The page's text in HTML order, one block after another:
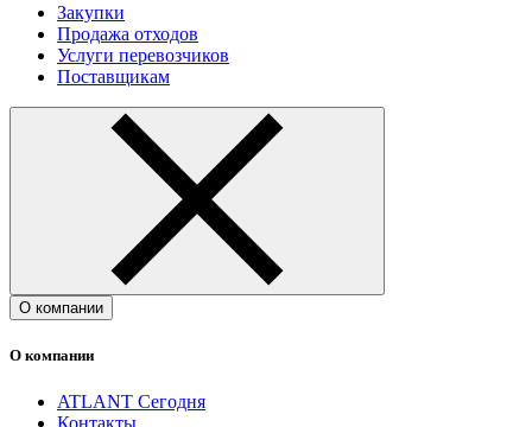
Закупки
Продажа отходов
Услуги перевозчиков
Поставщикам
О компании
О компании
ATLANT Сегодня